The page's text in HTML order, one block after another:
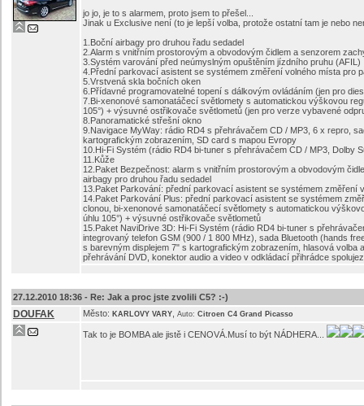
jo jo, je to s alarmem, proto jsem to přešel...
Jinak u Exclusive není (to je lepší volba, protože ostatní tam je nebo
1.Boční airbagy pro druhou řadu sedadel
2.Alarm s vnitřním prostorovým a obvodovým čidlem a senzorem
3.Systém varování před neúmyslným opuštěním jízdního pruhu (AFIL)
4.Přední parkovací asistent se systémem změření volného místa pro
5.Vrstvená skla bočních oken
6.Přídavné programovatelné topení s dálkovým ovládáním (jen pro
7.Bi-xenonové samonatáčecí světlomety s automatickou výškovou
105°) + výsuvné ostřikovače světlometů (jen pro verze vybavené
8.Panoramatické střešní okno
9.Navigace MyWay: rádio RD4 s přehrávačem CD / MP3, 6 x repro,
kartografickým zobrazením, SD card s mapou Evropy
10.Hi-Fi Systém (rádio RD4 bi-tuner s přehrávačem CD / MP3, Dolby
11.Kůže
12.Paket Bezpečnost: alarm s vnitřním prostorovým a obvodovým
airbagy pro druhou řadu sedadel
13.Paket Parkování: přední parkovací asistent se systémem
14.Paket Parkování Plus: přední parkovací asistent se systémem
clonou, bi-xenonové samonatáčecí světlomety s automatickou
úhlu 105°) + výsuvné ostřikovače světlometů
15.Paket NaviDrive 3D: Hi-Fi Systém (rádio RD4 bi-tuner s
integrovaný telefon GSM (900 / 1 800 MHz), sada Bluetooth (hands
s barevným displejem 7" s kartografickým zobrazením, hlasová
přehrávání DVD, konektor audio a video v odkládací přihrádce
27.12.2010 18:36 - Re: Jak a proc jste zvolili C5? :-)
DOUFAK Město: KARLOVY VARY Auto: Citroen C4 Grand Picasso
Tak to je BOMBA ale jistě i CENOVÁ.Musí to být NÁDHERA...